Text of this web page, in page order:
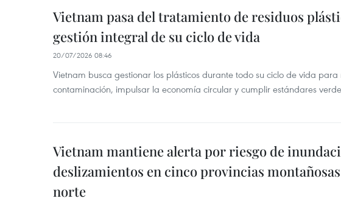
Vietnam pasa del tratamiento de residuos
gestión integral de su ciclo de vida
20/07/2026 08:46
Vietnam busca gestionar los plásticos durante todo su ciclo de vida para
contaminación, impulsar la economía circular y cumplir estándares
Vietnam mantiene alerta por riesgo de
deslizamientos en cinco provincias
norte